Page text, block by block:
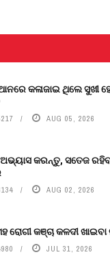
କଳାଜାଇ ଥିଲେ ସୁଖୀ
AUG 05, 2026
କରନ୍ତୁ, ସତେଜ
AUG 02, 2026
ରୋଗୀ କଞ୍ଚା କଳଦୀ
JUL 31, 2026